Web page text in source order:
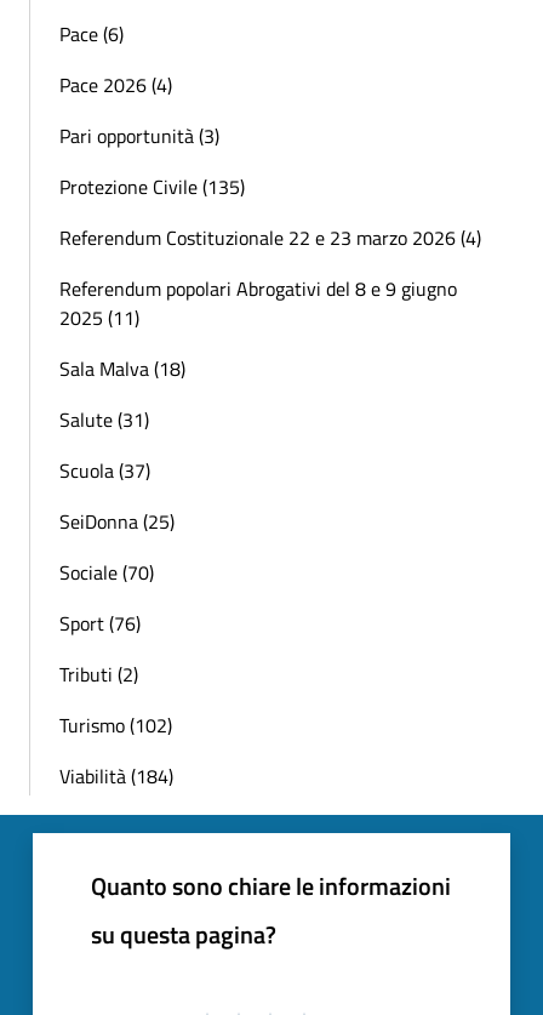
Pace (6)
Pace 2026 (4)
Pari opportunità (3)
Protezione Civile (135)
Referendum Costituzionale 22 e 23 marzo 2026 (4)
Referendum popolari Abrogativi del 8 e 9 giugno
2025 (11)
Sala Malva (18)
Salute (31)
Scuola (37)
SeiDonna (25)
Sociale (70)
Sport (76)
Tributi (2)
Turismo (102)
Viabilità (184)
Quanto sono chiare le informazioni
su questa pagina?